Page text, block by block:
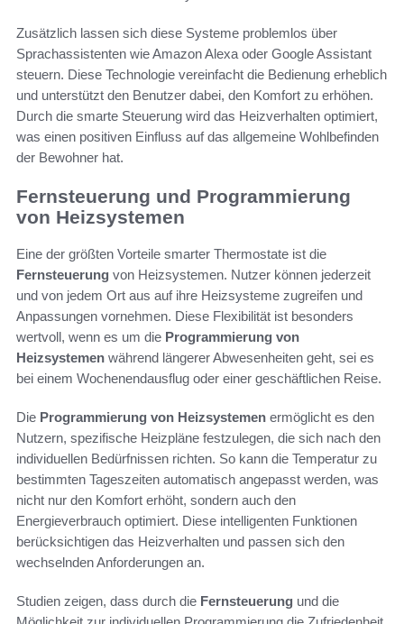
Zusätzlich lassen sich diese Systeme problemlos über
Sprachassistenten wie Amazon Alexa oder Google Assistant
steuern. Diese Technologie vereinfacht die Bedienung erheblich
und unterstützt den Benutzer dabei, den Komfort zu erhöhen.
Durch die smarte Steuerung wird das Heizverhalten optimiert,
was einen positiven Einfluss auf das allgemeine Wohlbefinden
der Bewohner hat.
Fernsteuerung und Programmierung
von Heizsystemen
Eine der größten Vorteile smarter Thermostate ist die
Fernsteuerung von Heizsystemen. Nutzer können jederzeit
und von jedem Ort aus auf ihre Heizsysteme zugreifen und
Anpassungen vornehmen. Diese Flexibilität ist besonders
wertvoll, wenn es um die Programmierung von
Heizsystemen während längerer Abwesenheiten geht, sei es
bei einem Wochenendausflug oder einer geschäftlichen Reise.
Die Programmierung von Heizsystemen ermöglicht es den
Nutzern, spezifische Heizpläne festzulegen, die sich nach den
individuellen Bedürfnissen richten. So kann die Temperatur zu
bestimmten Tageszeiten automatisch angepasst werden, was
nicht nur den Komfort erhöht, sondern auch den
Energieverbrauch optimiert. Diese intelligenten Funktionen
berücksichtigen das Heizverhalten und passen sich den
wechselnden Anforderungen an.
Studien zeigen, dass durch die Fernsteuerung und die